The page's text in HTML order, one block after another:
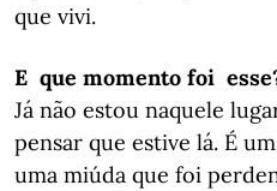
que vivi.
E que momento foi
Já não estou naquele
pensar que estive lá. É
uma miúda que foi